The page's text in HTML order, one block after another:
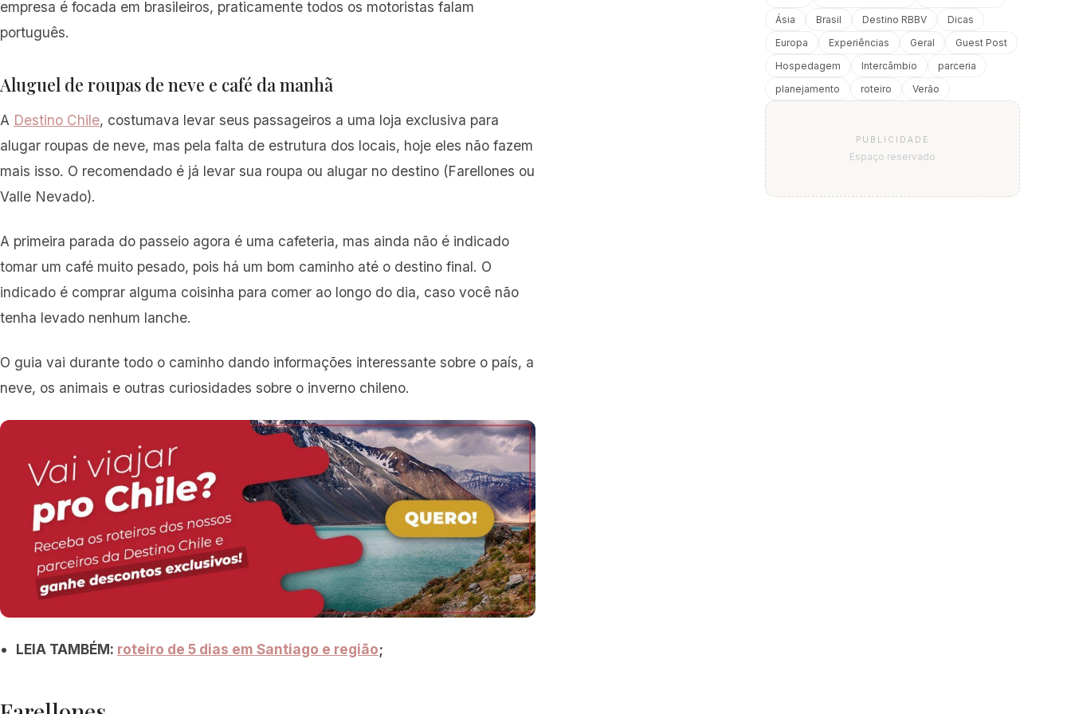
empresa é focada em brasileiros, praticamente todos os motoristas falam
português.
Aluguel de roupas de neve e café da manhã
A Destino Chile, costumava levar seus passageiros a uma loja exclusiva para
alugar roupas de neve, mas pela falta de estrutura dos locais, hoje eles não fazem
mais isso. O recomendado é já levar sua roupa ou alugar no destino (Farellones ou
Valle Nevado).
A primeira parada do passeio agora é uma cafeteria, mas ainda não é indicado
tomar um café muito pesado, pois há um bom caminho até o destino final. O
indicado é comprar alguma coisinha para comer ao longo do dia, caso você não
tenha levado nenhum lanche.
O guia vai durante todo o caminho dando informações interessante sobre o país, a
neve, os animais e outras curiosidades sobre o inverno chileno.
LEIA TAMBÉM: roteiro de 5 dias em Santiago e região;
Ásia
Brasil Destino RBBV
Dicas
Europa
Experiências Geral
Guest Post
Hospedagem
Intercâmbio
parceria
planejamento
roteiro Verão
PUBLICIDADE
Espaço reservado